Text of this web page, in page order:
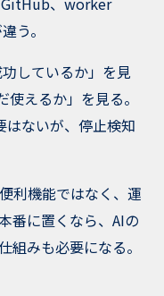
う。
しているか」を見
えるか」を見る。
はないが、停止検知
利機能ではなく、運
番に置くなら、AIの
組みも必要になる。